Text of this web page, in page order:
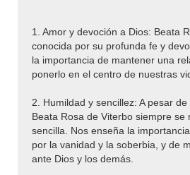
1. Amor y devoción a Dios: Beata
conocida por su profunda fe y
la importancia de mantener una
ponerlo en el centro de nuestras
2. Humildad y sencillez: A pesar
Beata Rosa de Viterbo siempre se
sencilla. Nos enseña la
por la vanidad y la soberbia, y de
ante Dios y los demás.